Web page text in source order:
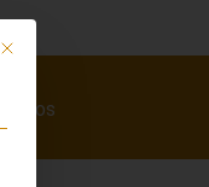
Videos
Mit diesem Button wird der